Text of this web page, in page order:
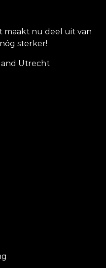
maakt nu deel uit van
sterker!
Utrecht